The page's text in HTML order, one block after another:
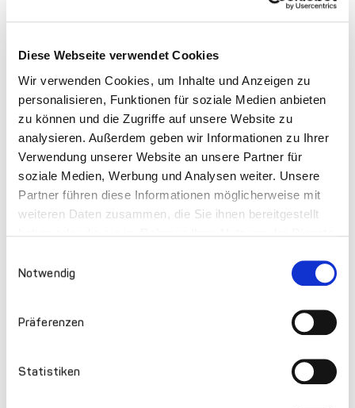
Diese Webseite verwendet Cookies
Wir verwenden Cookies, um Inhalte und Anzeigen zu
personalisieren, Funktionen für soziale Medien anbieten
zu können und die Zugriffe auf unsere Website zu
analysieren. Außerdem geben wir Informationen zu Ihrer
Verwendung unserer Website an unsere Partner für
soziale Medien, Werbung und Analysen weiter. Unsere
Partner führen diese Informationen möglicherweise mit
weiteren Daten zusammen, die Sie ihnen bereitgestellt
Notwendig
Präferenzen
Statistiken
Der Vorverkauf (Tickets only) startet am 9. September
Künstler:innen Programm
Tickets